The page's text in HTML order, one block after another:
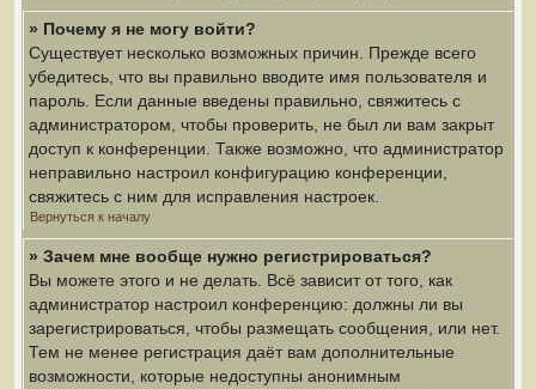
» Почему я не могу войти?
Существует несколько возможных причин. Прежде всего
убедитесь, что вы правильно вводите имя пользователя и
пароль. Если данные введены правильно, свяжитесь с
администратором, чтобы проверить, не был ли вам закрыт
доступ к конференции. Также возможно, что администратор
неправильно настроил конфигурацию конференции,
свяжитесь с ним для исправления настроек.
Вернуться к началу
» Зачем мне вообще нужно регистрироваться?
Вы можете этого и не делать. Всё зависит от того, как
администратор настроил конференцию: должны ли вы
зарегистрироваться, чтобы размещать сообщения, или нет.
Тем не менее регистрация даёт вам дополнительные
возможности, которые недоступны анонимным